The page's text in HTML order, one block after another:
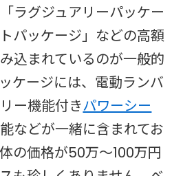
ラグジュアリーパッケー
パッケージ」などの高額
込まれているのが一般的
ケージには、電動ランバ
ー機能付きパワーシー
などが一緒に含まれてお
の価格が50万〜100万円